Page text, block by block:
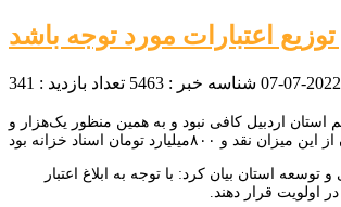
2022-07-07 شناسه خبر : 5463 تعداد بازدید : 341
اعتبار برای اجرای پروژه‌های مهم استان اردبیل کافی نبود و به همین منظور یک‌هزار و
استان بیان کرد: با توجه به ابلاغ اعتبار